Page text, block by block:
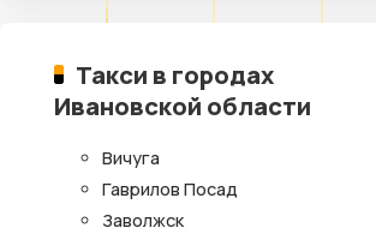
Такси в городах
Ивановской области
Вичуга
Гаврилов Посад
Заволжск